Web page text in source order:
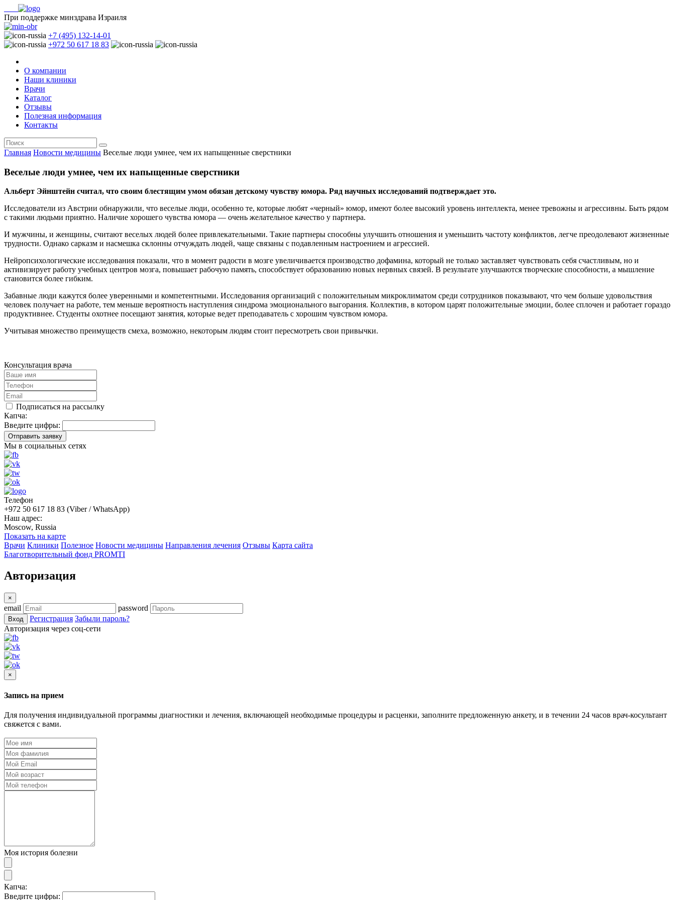
При поддержке минздрава Израиля
+7 (495) 132-14-01
+972 50 617 18 83
О компании
Наши клиники
Врачи
Каталог
Отзывы
Полезная информация
Контакты
Главная Новости медицины Веселые люди умнее, чем их напыщенные сверстники
Веселые люди умнее, чем их напыщенные сверстники
Альберт Эйнштейн считал, что своим блестящим умом обязан детскому чувству юмора. Ряд научных исследований подтверждает это.
Исследователи из Австрии обнаружили, что веселые люди, особенно те, которые любят «черный» юмор, имеют более высокий уровень интеллекта, менее тревожны и агрессивны. Быть рядом
с такими людьми приятно. Наличие хорошего чувства юмора — очень желательное качество у партнера.
И мужчины, и женщины, считают веселых людей более привлекательными. Такие партнеры способны улучшить отношения и уменьшить частоту конфликтов, легче преодолевают жизненные
трудности. Однако сарказм и насмешка склонны отчуждать людей, чаще связаны с подавленным настроением и агрессией.
Нейропсихологические исследования показали, что в момент радости в мозге увеличивается производство дофамина, который не только заставляет чувствовать себя счастливым, но и
активизирует работу учебных центров мозга, повышает рабочую память, способствует образованию новых нервных связей. В результате улучшаются творческие способности, а мышление
становится более гибким.
Забавные люди кажутся более уверенными и компетентными. Исследования организаций с положительным микроклиматом среди сотрудников показывают, что чем больше удовольствия
человек получает на работе, тем меньше вероятность наступления синдрома эмоционального выгорания. Коллектив, в котором царят положительные эмоции, более сплочен и работает гораздо
продуктивнее. Студенты охотнее посещают занятия, которые ведет преподаватель с хорошим чувством юмора.
Учитывая множество преимуществ смеха, возможно, некоторым людям стоит пересмотреть свои привычки.
Консультация врача
Подписаться на рассылку
Капча:
Введите цифры:
Отправить заявку
Мы в социальных сетях
Телефон
+972 50 617 18 83 (Viber / WhatsApp)
Наш адрес:
Moscow, Russia
Показать на карте
Врачи Клиники Полезное Новости медицины Направления лечения Отзывы Карта сайта
Благотворительный фонд PROMTI
Авторизация
×
email password
Вход Регистрация Забыли пароль?
Авторизация через соц-сети
×
Запись на прием
Для получения индивидуальной программы диагностики и лечения, включающей необходимые процедуры и расценки, заполните предложенную анкету, и в течении 24 часов врач-косультант
свяжется с вами.
Моя история болезни
Капча:
Введите цифры: